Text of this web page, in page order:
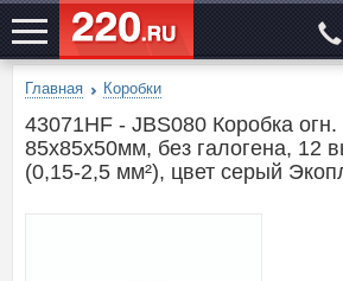
ЭЛЕКТРОСАЙТ№1
Главная Коробки
43071HF - JBS080 Коробка огн.
85х85х50мм, без галогена, 12
(0,15-2,5 мм²), цвет серый